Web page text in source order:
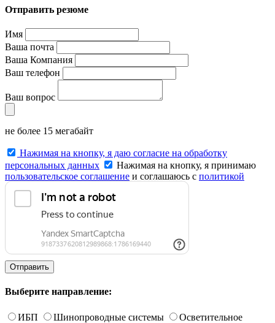
Отправить резюме
Имя
Ваша почта
Ваша Компания
Ваш телефон
Ваш вопрос
не более 15 мегабайт
Нажимая на кнопку, я даю согласие на обработку
персональных данных
Нажимая на кнопку, я принимаю
пользовательское соглашение и соглашаюсь с политикой
конфиденциальности
Отправить
Выберите направление:
ИБП Шинопроводные системы
Осветительное